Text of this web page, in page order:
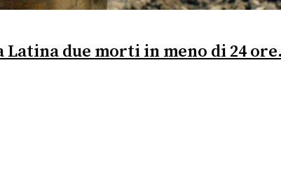
Latina due morti in meno di 24